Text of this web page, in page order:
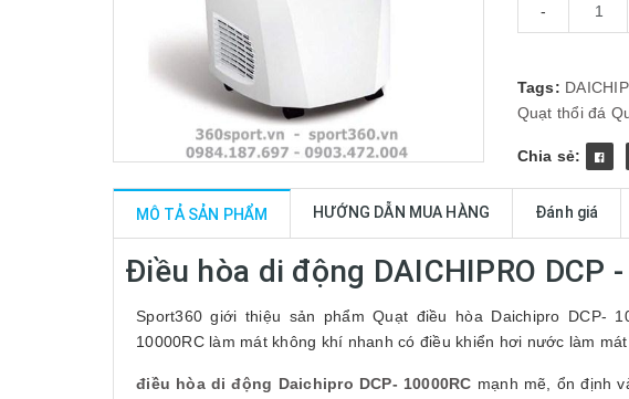
-
Tags:
Quạt thổi đá
Chia sẻ:
MÔ TẢ SẢN PHẨM HƯỚNG DẪN MUA HÀNG Đánh giá
Điều hòa di động DAICHIPRO DCP
Sport360 giới thiệu sản phẩm Quạt điều hòa Daichipro DCP-
10000RC làm mát không khí nhanh có điều khiển hơi nước làm mát
điều hòa di động Daichipro DCP- 10000RC mạnh mẽ, ổn định